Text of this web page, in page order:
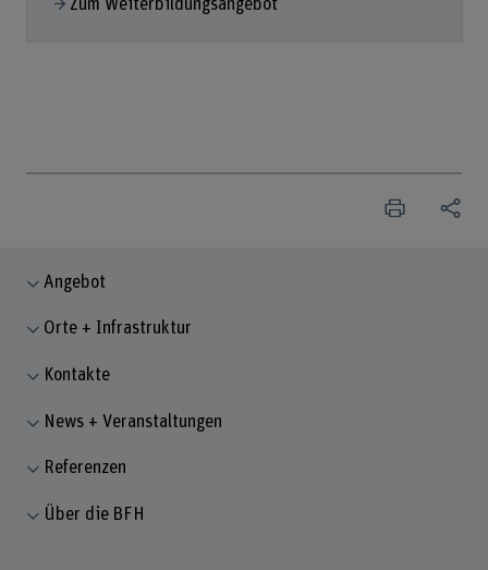
Zum Weiterbildungsangebot
Angebot
Orte + Infrastruktur
Kontakte
News + Veranstaltungen
Referenzen
Über die BFH